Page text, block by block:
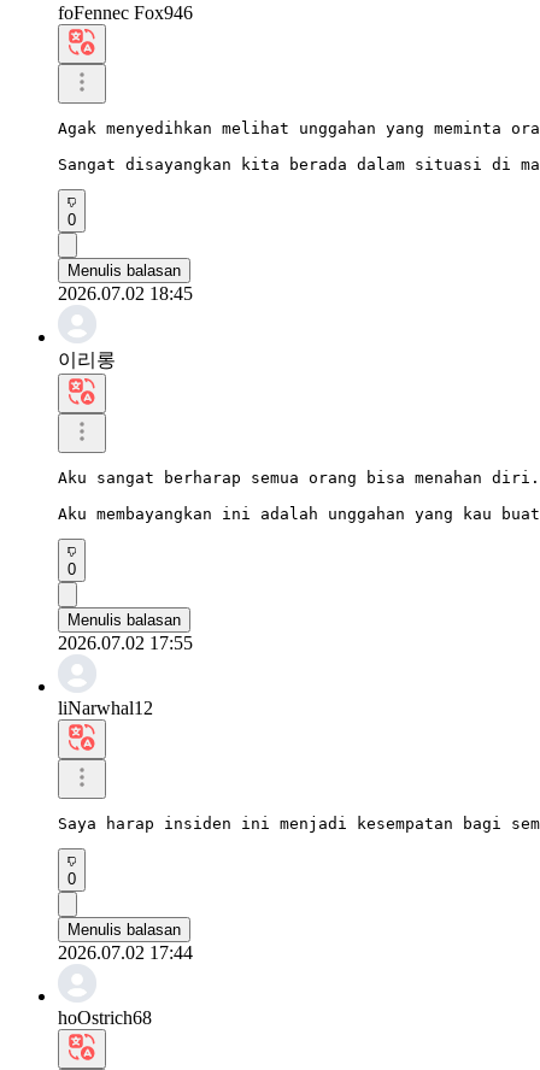
foFennec Fox946
Agak menyedihkan melihat unggahan yang meminta
Sangat disayangkan kita berada dalam situasi di
0
Menulis balasan
2026.07.02 18:45
이리롱
Aku sangat berharap semua orang bisa menahan diri.
Aku membayangkan ini adalah unggahan yang kau
0
Menulis balasan
2026.07.02 17:55
liNarwhal12
Saya harap insiden ini menjadi kesempatan bagi
0
Menulis balasan
2026.07.02 17:44
hoOstrich68